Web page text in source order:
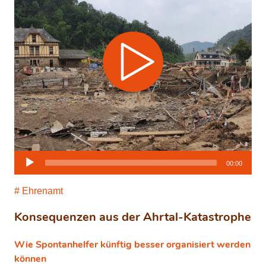
Konsequenzen aus der Ahrtal-Katastrophe
Wie Spontanhelfer künftig besser organisiert werden
können
Ehrenamt
Audio-
00:00